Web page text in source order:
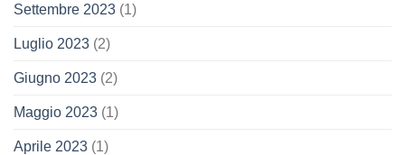
Settembre 2023 (1)
Luglio 2023 (2)
Giugno 2023 (2)
Maggio 2023 (1)
Aprile 2023 (1)